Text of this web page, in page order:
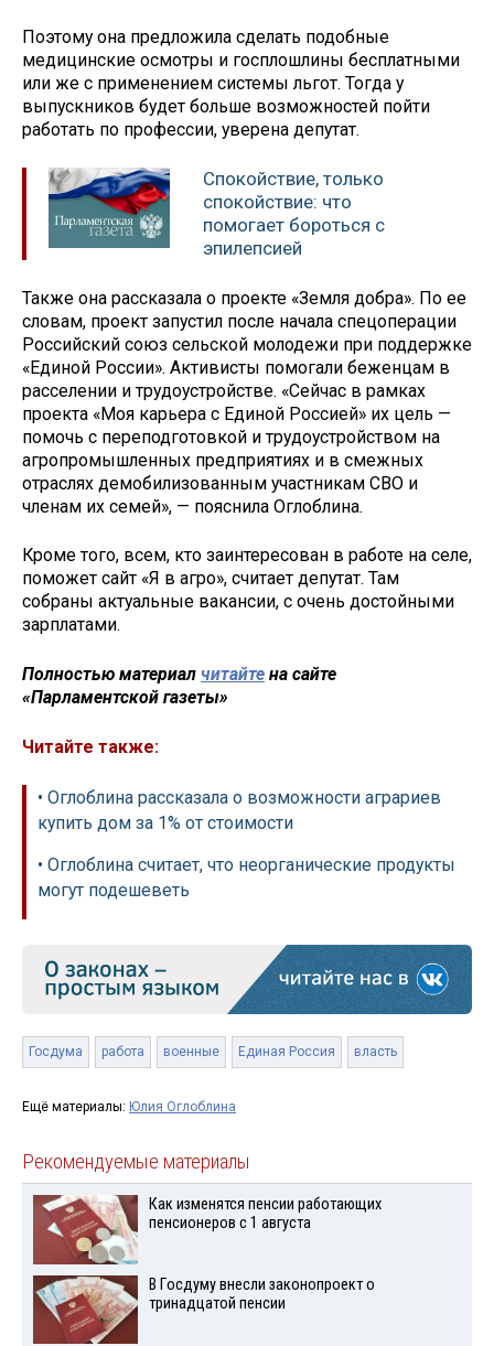
Поэтому она предложила сделать подобные
медицинские осмотры и госплошлины бесплатными
или же с применением системы льгот. Тогда у
выпускников будет больше возможностей пойти
работать по профессии, уверена депутат.
Спокойствие, только
спокойствие: что
помогает бороться с
эпилепсией
Также она рассказала о проекте «Земля добра». По ее
словам, проект запустил после начала спецоперации
Российский союз сельской молодежи при поддержке
«Единой России». Активисты помогали беженцам в
расселении и трудоустройстве. «Сейчас в рамках
проекта «Моя карьера с Единой Россией» их цель —
помочь с переподготовкой и трудоустройством на
агропромышленных предприятиях и в смежных
отраслях демобилизованным участникам СВО и
членам их семей», — пояснила Оглоблина.
Кроме того, всем, кто заинтересован в работе на селе,
поможет сайт «Я в агро», считает депутат. Там
собраны актуальные вакансии, с очень достойными
зарплатами.
Полностью материал читайте на сайте
«Парламентской газеты»
Читайте также:
• Оглоблина рассказала о возможности аграриев
купить дом за 1% от стоимости
• Оглоблина считает, что неорганические продукты
могут подешеветь
Госдума работа военные Единая Россия власть
Ещё материалы: Юлия Оглоблина
Рекомендуемые материалы
Как изменятся пенсии работающих
пенсионеров с 1 августа
В Госдуму внесли законопроект о
тринадцатой пенсии